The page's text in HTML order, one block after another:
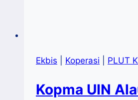
Ekbis Koperasi PLUT
Kopma UIN